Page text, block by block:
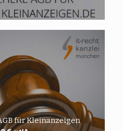
für Kleinanzeigen